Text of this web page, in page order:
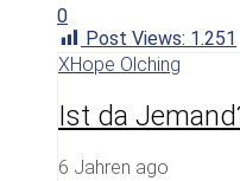
0
Post Views: 1.251
XHope Olching
Ist da
6 Jahren ago